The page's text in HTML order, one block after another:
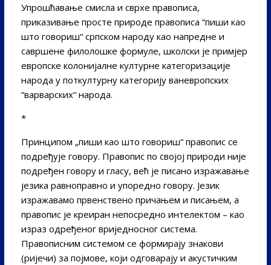
Упрошћавање смисла и сврхе правописа,
приказивање просте природе правописа “пиши као
што говориш“ српском народу као напредне и
савршене филолошке формуле, школски је примјер
европске колонијалне културне категоризације
народа у поткултурну категорију ваневропских
“варварских“ народа.
*
Принципом „пиши као што говориш“ правопис се
подређује говору. Правопис по својој природи није
подређен говору и гласу, већ је писано изражавање
језика равноправно и упоредно говору. Језик
изражавамо првенствено причањем и писањем, а
правопис је креиран непосредно интелектом – као
израз одређеног вриједносног система.
Правописним системом се формирају знакови
(ријечи) за појмове, који одговарају и акустичким